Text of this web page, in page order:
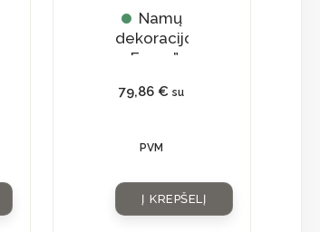
Namų
dekoracijos
„Faces”
79,86€ su
PVM
Į KREPŠELĮ